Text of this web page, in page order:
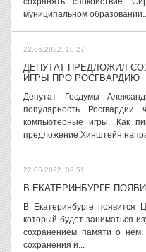
муниципальном
22.06.2022, 10:27
ДЕПУТАТ ПРЕДЛОЖИЛ
ИГРЫ ПРО РОСГВАРДИЮ
Депутат Госдумы
популярность
компьютерные игры. Как
предложение Хинштейн
22.06.2022, 09:51
В ЕКАТЕРИНБУРГЕ
В Екатеринбурге появится
который будет заниматься
сохранением памяти о
сохранения и...